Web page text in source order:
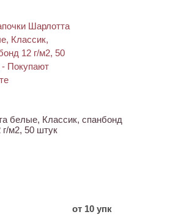
белые, Классик, спанбонд
г/м2, 50 штук
от 10 упк